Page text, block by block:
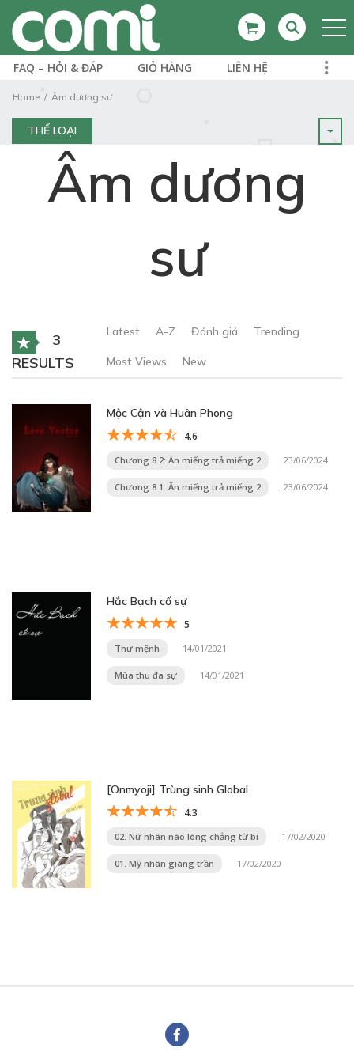
FAQ – HỎI & ĐÁP GIỎ HÀNG LIÊN HỆ
Home Âm dương sư
THỂ LOẠI
Âm dương
sư
3
RESULTS
Latest A-Z Đánh giá Trending
Most Views New
Mộc Cận và Huân Phong
4.6
Chương 8.2: Ăn miếng trả miếng 2 23/06/2024
Chương 8.1: Ăn miếng trả miếng 2 23/06/2024
Hắc Bạch cố sự
5
Thư mệnh 14/01/2021
Mùa thu đa sự 14/01/2021
[Onmyoji] Trùng sinh Global
4.3
02. Nữ nhân nào lòng chẳng từ bi 17/02/2020
01. Mỹ nhân giáng trần 17/02/2020